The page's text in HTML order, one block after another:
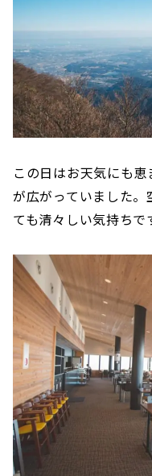
この日はお天気にも
が広がっていました。
ても清々しい気持ちで